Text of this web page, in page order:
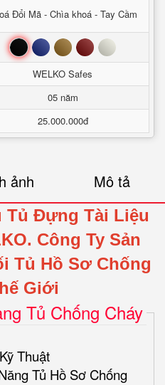
Đổi Mã - Chìa khoá - Tay Cầm
Đen Xanh Nâu Đỏ Trắng
WELKO Safes
05 năm
25.000.000đ
ảnh Mô tả
Tủ Đựng Tài Liệu
Công Ty Sản
Tủ Hồ Sơ Chống
Giới
Tủ Chống Cháy
Thuật
Tủ Hồ Sơ Chống